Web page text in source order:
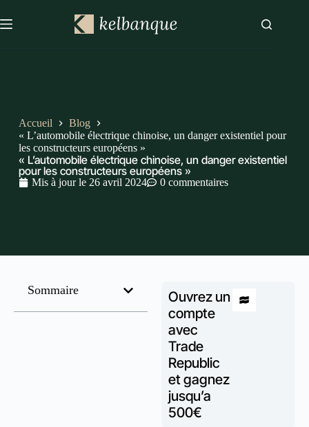
Accueil
Blog
« L’automobile électrique chinoise, un danger existentiel pour
les constructeurs européens »
« L’automobile électrique chinoise, un danger existentiel
pour les constructeurs européens »
Mis à jour le 26 avril 2024 0 commentaires
Sommaire
Ouvrez un
compte
avec
Trade
Republic
et gagnez
jusqu’a
500€